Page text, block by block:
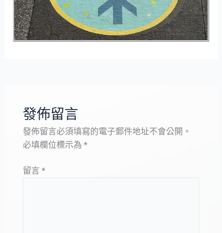
發佈留言
發佈留言必須填寫的電子郵件地址不會公開。
必填欄位標示為 *
留言 *